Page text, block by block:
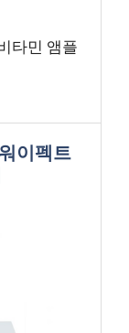
타민 앰플
이펙트